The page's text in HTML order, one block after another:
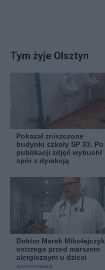
Tym żyje Olsztyn
Pokazał zniszczone
budynki szkoły SP 33. Po
publikacji zdjęć wybuchł
spór z dyrekcją
Doktor Marek Mikołajczyk
ostrzega przed marszem
alergicznym u dzieci
sponsorowane